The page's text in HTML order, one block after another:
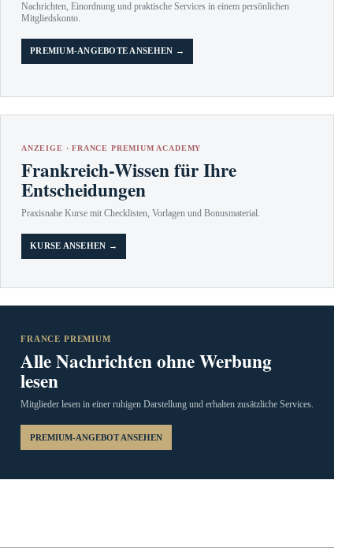
Nachrichten, Einordnung und praktische Services in einem persönlichen
Mitgliedskonto.
PREMIUM-ANGEBOTE ANSEHEN →
ANZEIGE · FRANCE PREMIUM ACADEMY
Frankreich-Wissen für Ihre
Entscheidungen
Praxisnahe Kurse mit Checklisten, Vorlagen und Bonusmaterial.
KURSE ANSEHEN →
FRANCE PREMIUM
Alle Nachrichten ohne Werbung
lesen
Mitglieder lesen in einer ruhigen Darstellung und erhalten zusätzliche Services.
PREMIUM-ANGEBOT ANSEHEN